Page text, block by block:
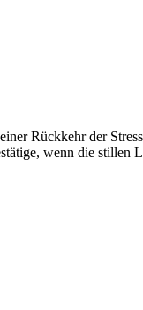
Rückkehr der
wenn die stillen